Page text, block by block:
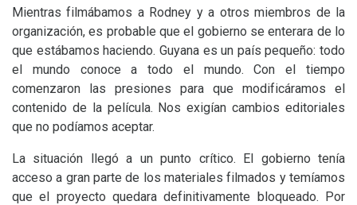
Mientras filmábamos a Rodney y a otros miembros de la
organización, es probable que el gobierno se enterara de lo
que estábamos haciendo. Guyana es un país pequeño: todo
el mundo conoce a todo el mundo. Con el tiempo
comenzaron las presiones para que modificáramos el
contenido de la película. Nos exigían cambios editoriales
que no podíamos aceptar.
La situación llegó a un punto crítico. El gobierno tenía
acceso a gran parte de los materiales filmados y temíamos
que el proyecto quedara definitivamente bloqueado. Por